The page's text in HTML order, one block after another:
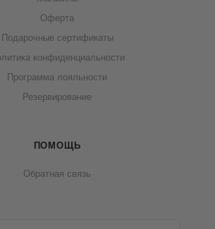
Оферта
Подарочные сертификаты
конфиденциальности
Программа лояльности
Резервирование
ПОМОЩЬ
Обратная связь